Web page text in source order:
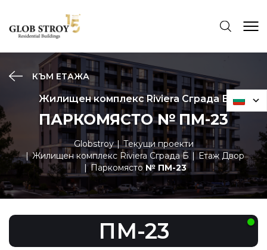
КЪМ ЕТАЖА
Жилищен комплекс Riviera Сграда Б
ПАРКОМЯСТО № ПМ-23
Globstroy
Текущи проекти
Жилищен комплекс Riviera Сграда Б
Етаж Двор
Паркомясто № ПМ-23
ПМ-23